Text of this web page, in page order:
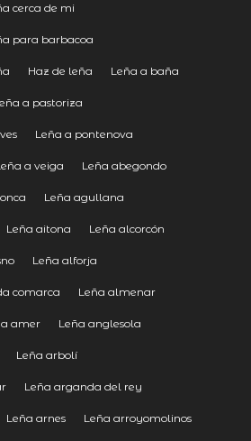
cerca de mi
para barbacoa
Haz de leña Leña a baña
a pastoriza
Leña a pontenova
a veiga Leña abegondo
Leña agullana
Leña aitona Leña alcorcón
Leña alforja
comarca Leña almenar
amer Leña anglesola
Leña arbolí
Leña arganda del rey
Leña arnes Leña arroyomolinos